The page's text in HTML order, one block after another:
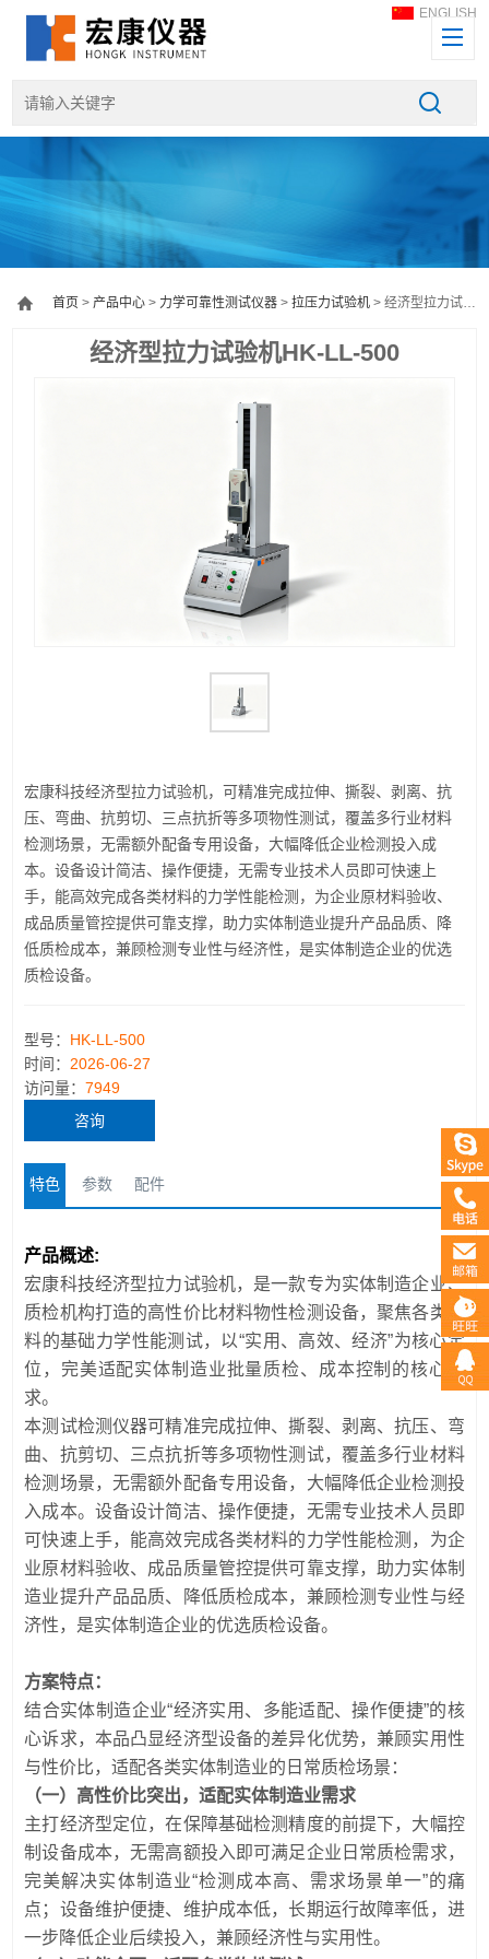
ENGLISH
首页 >产品中心 > 力学可靠性测试仪器 >拉压力试验机 > 经济型拉力试验机HK-LL-500
经济型拉力试验机HK-LL-500
宏康科技经济型拉力试验机，可精准完成拉伸、撕裂、剥离、抗
压、弯曲、抗剪切、三点抗折等多项物性测试，覆盖多行业材料
检测场景，无需额外配备专用设备，大幅降低企业检测投入成
本。设备设计简洁、操作便捷，无需专业技术人员即可快速上
手，能高效完成各类材料的力学性能检测，为企业原材料验收、
成品质量管控提供可靠支撑，助力实体制造业提升产品品质、降
低质检成本，兼顾检测专业性与经济性，是实体制造企业的优选
质检设备。
型号： HK-LL-500
时间： 2026-06-27
访问量：7949
咨询
特色 参数 配件
产品概述:
宏康科技经济型拉力试验机，是一款专为实体制造企业、
质检机构打造的高性价比材料物性检测设备，聚焦各类材
料的基础力学性能测试，以“实用、高效、经济”为核心定
位，完美适配实体制造业批量质检、成本控制的核心需
求。
本测试检测仪器可精准完成拉伸、撕裂、剥离、抗压、弯
曲、抗剪切、三点抗折等多项物性测试，覆盖多行业材料
检测场景，无需额外配备专用设备，大幅降低企业检测投
入成本。设备设计简洁、操作便捷，无需专业技术人员即
可快速上手，能高效完成各类材料的力学性能检测，为企
业原材料验收、成品质量管控提供可靠支撑，助力实体制
造业提升产品品质、降低质检成本，兼顾检测专业性与经
济性，是实体制造企业的优选质检设备。
方案特点：
结合实体制造企业“经济实用、多能适配、操作便捷”的核
心诉求，本品凸显经济型设备的差异化优势，兼顾实用性
与性价比，适配各类实体制造业的日常质检场景：
（一）高性价比突出，适配实体制造业需求
主打经济型定位，在保障基础检测精度的前提下，大幅控
制设备成本，无需高额投入即可满足企业日常质检需求，
完美解决实体制造业“检测成本高、需求场景单一”的痛
点；设备维护便捷、维护成本低，长期运行故障率低，进
一步降低企业后续投入，兼顾经济性与实用性。